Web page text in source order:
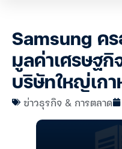
Samsung ค
มูลค่าเศรษฐกิ
บริษัทใหญ่เกา
ข่าวธุรกิจ & การตลาด